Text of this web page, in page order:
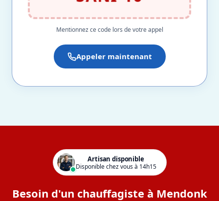
Mentionnez ce code lors de votre appel
Appeler maintenant
Artisan disponible
Disponible chez vous à 14h15
Besoin d'un chauffagiste à Mendonk